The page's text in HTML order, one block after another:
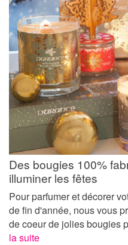
Des bougies 100%
illuminer les fêtes
Pour parfumer et décorer
de fin d'année, nous vous
de coeur de jolies bougies
la suite